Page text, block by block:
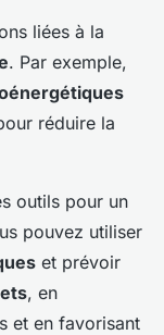
liées à la
. Par exemple,
réduire la
outils pour un
pouvez utiliser
et prévoir
, en
et en favorisant